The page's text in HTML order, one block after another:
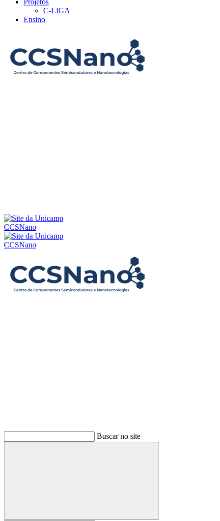
Projetos
C-LIGA
Ensino
CCSNano
CCSNano
Buscar no site